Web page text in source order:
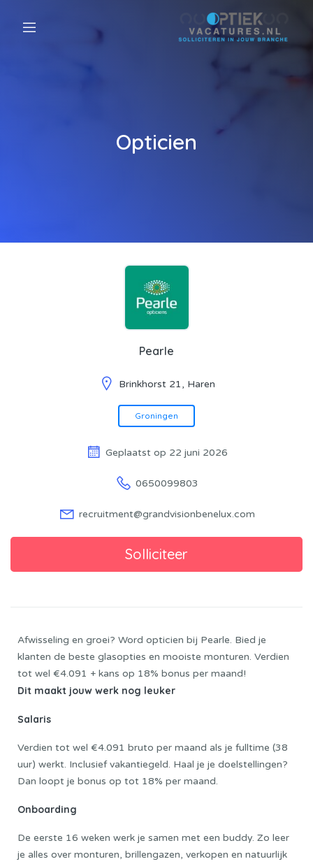
Opticien
Pearle
Brinkhorst 21, Haren
Groningen
Geplaatst op 22 juni 2026
0650099803
recruitment@grandvisionbenelux.com
Afwisseling en groei? Word opticien bij Pearle. Bied je
klanten de beste glasopties en mooiste monturen. Verdien
tot wel €4.091 + kans op 18% bonus per maand!
Dit maakt jouw werk nog leuker
Salaris
Verdien tot wel €4.091 bruto per maand als je fulltime (38
uur) werkt. Inclusief vakantiegeld. Haal je je doelstellingen?
Dan loopt je bonus op tot 18% per maand.
Onboarding
De eerste 16 weken werk je samen met een buddy. Zo leer
je alles over monturen, brillengazen, verkopen en natuurlijk